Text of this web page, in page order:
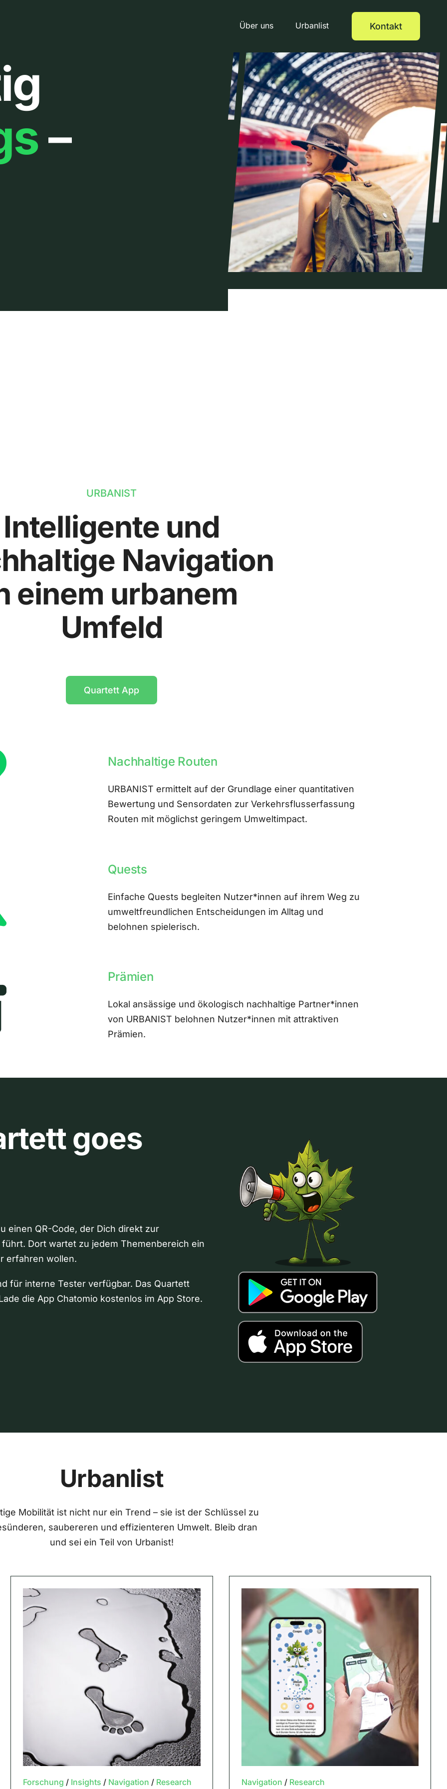
Über uns Urbanlist Kontakt
–
URBANIST
Intelligente und
Navigation
einem urbanem
Umfeld
Quartett App
Nachhaltige Routen
URBANIST ermittelt auf der Grundlage einer quantitativen
Bewertung und Sensordaten zur Verkehrsflusserfassung
Routen mit möglichst geringem Umweltimpact.
Quests
Einfache Quests begleiten Nutzer*innen auf ihrem Weg zu
umweltfreundlichen Entscheidungen im Alltag und
belohnen spielerisch.
Prämien
Lokal ansässige und ökologisch nachhaltige Partner*innen
von URBANIST belohnen Nutzer*innen mit attraktiven
Prämien.
goes
einen QR-Code, der Dich direkt zur
Dort wartet zu jedem Themenbereich ein
erfahren wollen.
für interne Tester verfügbar. Das Quartett
die App Chatomio kostenlos im App Store.
Urbanlist
Mobilität ist nicht nur ein Trend – sie ist der Schlüssel zu
saubereren und effizienteren Umwelt. Bleib dran
und sei ein Teil von Urbanist!
Forschung / Insights / Navigation / Research Navigation / Research